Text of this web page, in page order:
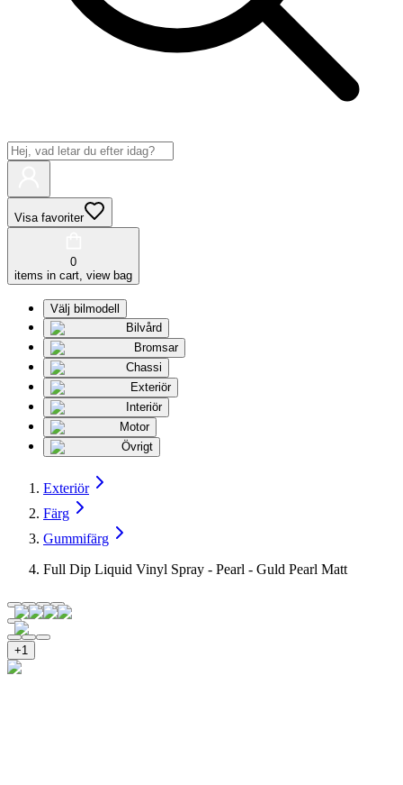
Visa favoriter
0
items in cart, view bag
Välj bilmodell
Bilvård
Bromsar
Chassi
Exteriör
Interiör
Motor
Övrigt
Exteriör
Färg
Gummifärg
Full Dip Liquid Vinyl Spray - Pearl - Guld Pearl Matt
+1